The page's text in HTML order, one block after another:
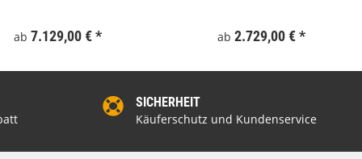
ab 7.129,00 € * ab 2.729,00 € *
SICHERHEIT
Käuferschutz und Kundenservice